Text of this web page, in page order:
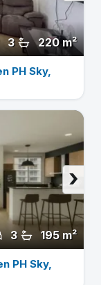
220 m²
3
PH Sky,
195 m²
3
›
PH Sky,